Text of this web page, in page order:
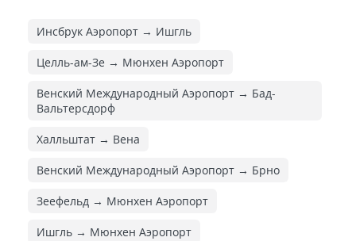
Инсбрук Аэропорт → Ишгль
Целль-ам-Зе → Мюнхен Аэропорт
Венский Международный Аэропорт → Бад-
Вальтерсдорф
Халльштат → Вена
Венский Международный Аэропорт → Брно
Зеефельд → Мюнхен Аэропорт
Ишгль → Мюнхен Аэропорт